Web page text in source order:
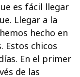
es fácil llegar
Llegar a la
hecho en
Estos chicos
En el primer
de las